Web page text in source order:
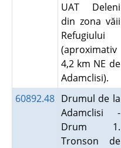
UAT Deleni
din zona văii
Refugiului
(aproximativ
4,2 km NE de
Adamclisi).
60892.48 Drumul de la
Adamclisi -
Drum 1.
Tronson de